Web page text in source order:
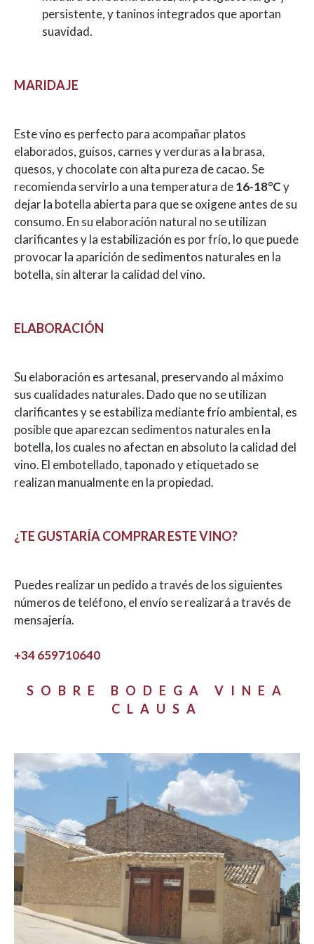
persistente, y taninos integrados que aportan
suavidad.
MARIDAJE
Este vino es perfecto para acompañar platos
elaborados, guisos, carnes y verduras a la brasa,
quesos, y chocolate con alta pureza de cacao. Se
recomienda servirlo a una temperatura de16-18°Cy
dejar la botella abierta para que se oxigene antes de su
consumo. En su elaboración natural no se utilizan
clarificantes y la estabilización es por frío, lo que puede
provocar la aparición de sedimentos naturales en la
botella, sin alterar la calidad del vino.
ELABORACIÓN
Su elaboración es artesanal, preservando al máximo
sus cualidades naturales. Dado que no se utilizan
clarificantes y se estabiliza mediante frío ambiental, es
posible que aparezcan sedimentos naturales en la
botella, los cuales no afectan en absoluto la calidad del
vino. El embotellado, taponado y etiquetado se
realizan manualmente en la propiedad.
¿TE GUSTARÍA COMPRAR ESTE VINO?
Puedes realizar un pedido a través de los siguientes
números de teléfono, el envío se realizará a través de
mensajería.
+34 659710640
SOBRE BODEGA VINEA
CLAUSA